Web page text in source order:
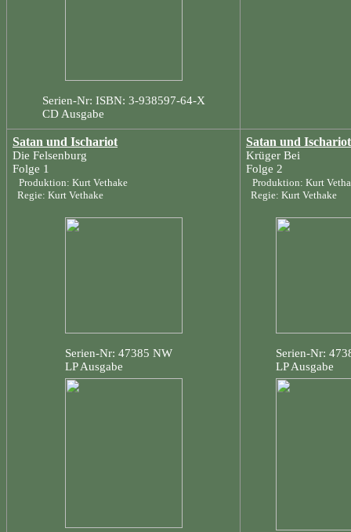
Serien-Nr: ISBN: 3-938597-64-X
CD Ausgabe
Satan und Ischariot
Die Felsenburg
Folge 1
Produktion: Kurt Vethake
Regie: Kurt Vethake
Serien-Nr: 47385 NW
LP Ausgabe
Satan und Ischariot
Krüger Bei
Folge 2
Produktion: Kurt
Regie: Kurt Vethake
Serien-Nr:
LP Ausgabe